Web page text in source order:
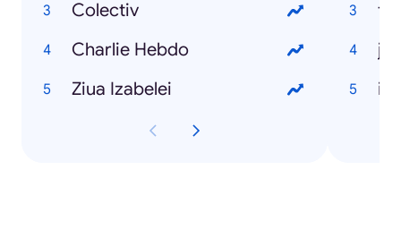
Colectiv
Charlie Hebdo
Ziua Izabelei